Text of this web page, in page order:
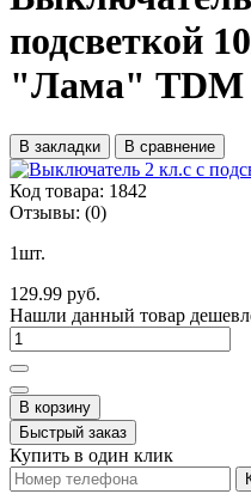
подсветкой
"Лама" TDM
В закладки В сравнение
Код товара: 1842
Отзывы: (0)
1шт.
129.99 руб.
Нашли данный товар
В корзину
Быстрый заказ
Купить в один клик